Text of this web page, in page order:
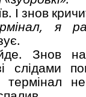
І знов
я
Знов
слідами
термінал